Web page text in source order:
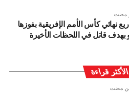
ربع نهائي كأس الأمم الإفريقية بفوزها
بهدف قاتل في اللحظات الأخيرة
الأكثر قراءة
مضت